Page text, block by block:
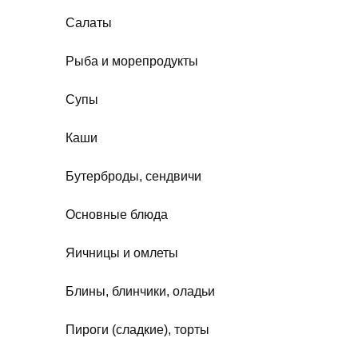
Салаты
Рыба и морепродукты
Супы
Каши
Бутерброды, сендвичи
Основные блюда
Яичницы и омлеты
Блины, блинчики, оладьи
Пироги (сладкие), торты